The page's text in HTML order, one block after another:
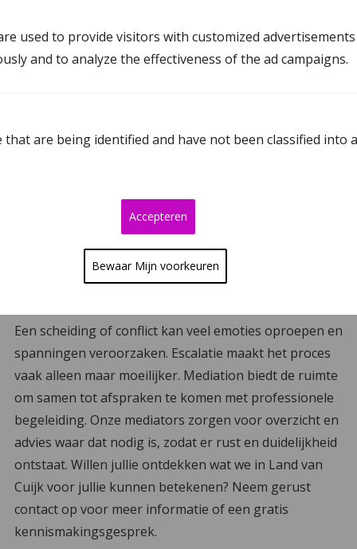
used to provide visitors with customized
and to analyze the effectiveness of the ad campaigns.
are being identified and have not been classified into
Bewaar Mijn voorkeuren
Accepteren
Wat als mediation niet de juiste uitkomst
biedt?
andere mediator een frisse blik geven, of een deel van
advies. Het proces hoeft nooit te worden voortgezet
als dat niet goed voelt.
Wanneer kiezen voor mediation in Land van
Een scheiding of conflict kan veel emoties oproepen en
spanningen veroorzaken. Escalatie maakt het proces
vaak alleen maar moeilijker. Mediation biedt de ruimte
om samen tot afspraken te komen met professionele
begeleiding. Onze mediators zorgen voor overzicht en
advies waar dat nodig is, zodat er rust en duidelijkheid
ontstaat. Willen jullie ontdekken wat we in Land van
Cuijk voor jullie kunnen betekenen? Neem gerust
contact op voor meer informatie of een gratis
kennismakingsgesprek.